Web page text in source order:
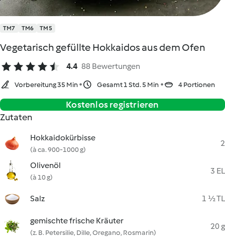
TM7 TM6 TM5
Vegetarisch gefüllte Hokkaidos aus dem Ofen
4.4 88 Bewertungen
Vorbereitung 35 Min Gesamt 1 Std. 5 Min 4 Portionen
Kostenlos registrieren
Zutaten
Hokkaidokürbisse
(à ca. 900-1000 g)
2
Olivenöl
(à 10 g)
3 EL
Salz 1 ½ TL
gemischte frische Kräuter
(z. B. Petersilie, Dille, Oregano, Rosmarin)
20 g